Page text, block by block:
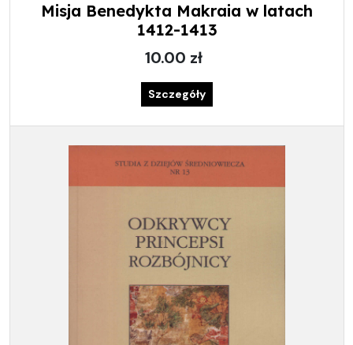
Misja Benedykta Makraia w latach
1412-1413
10.00 zł
Szczegóły